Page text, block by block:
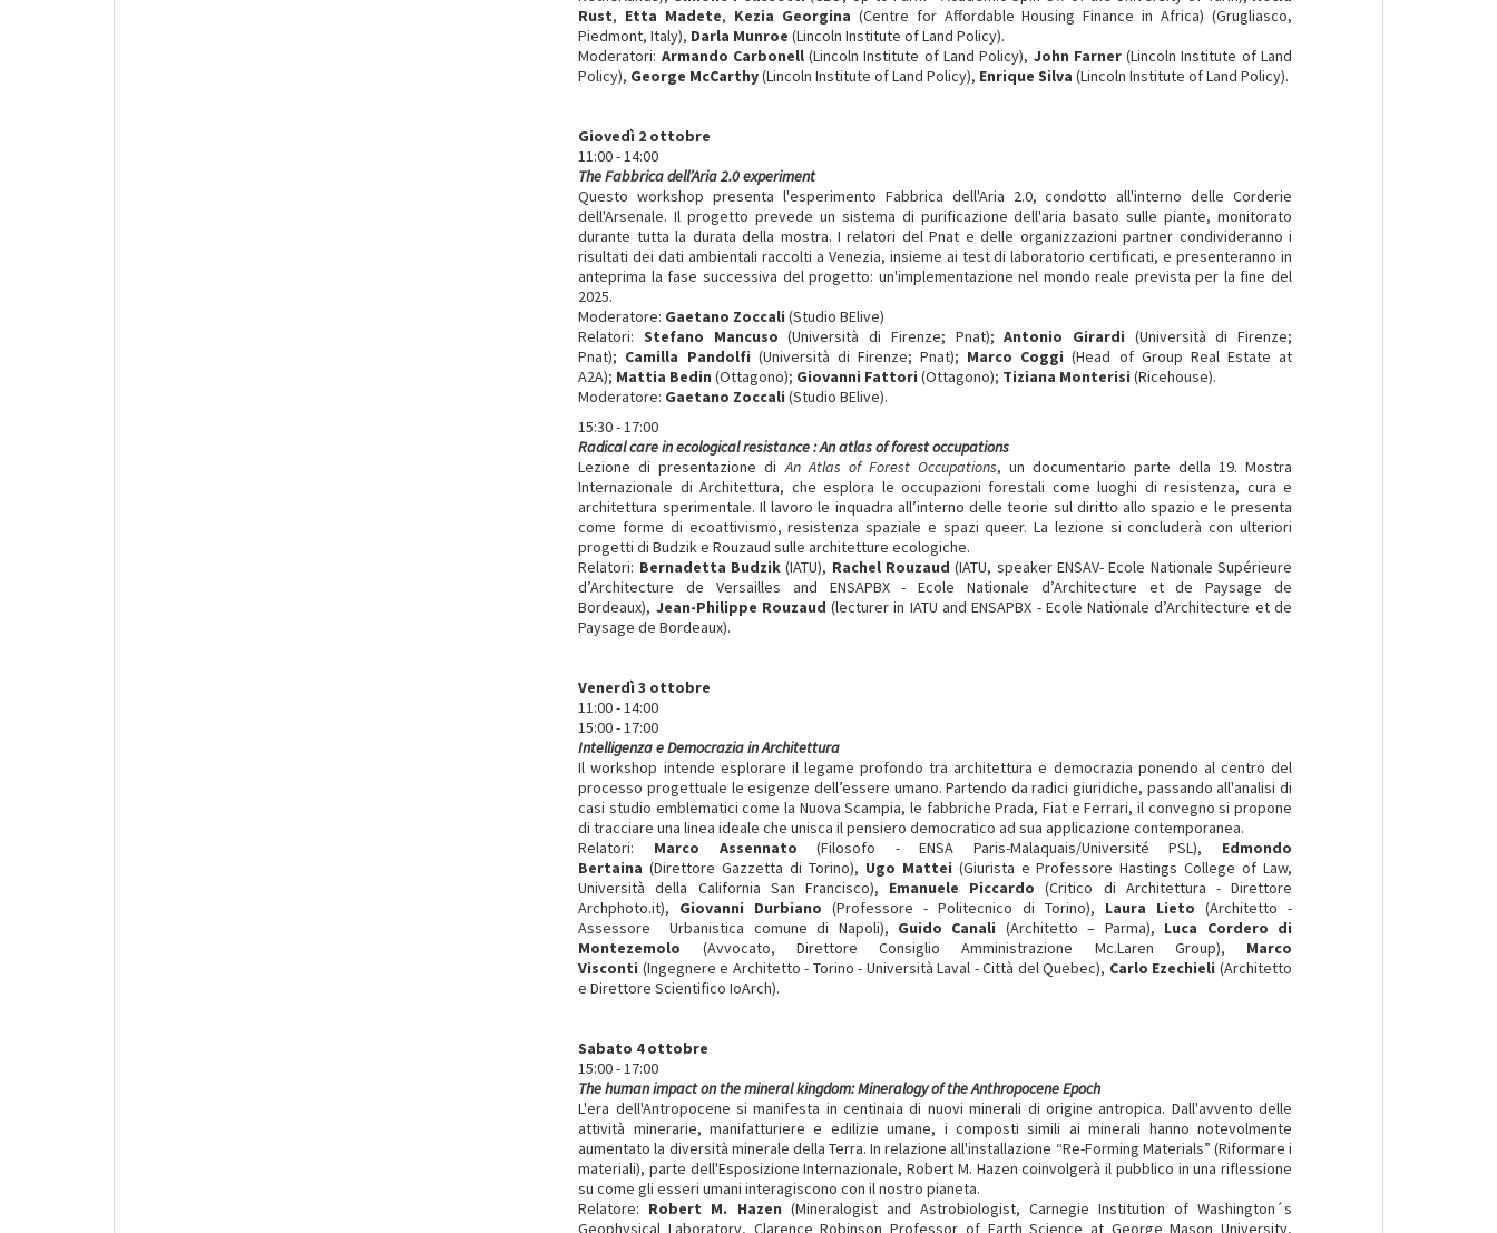
Rust, Etta Madete, Kezia Georgina (Centre for Affordable Housing Finance in Africa) (Grugliasco,
Piedmont, Italy), Darla Munroe (Lincoln Institute of Land Policy).
Moderatori: Armando Carbonell(Lincoln Institute of Land Policy), John Farner(Lincoln Institute of Land
Policy), George McCarthy(Lincoln Institute of Land Policy), Enrique Silva (Lincoln Institute of Land Policy).
Giovedì 2 ottobre
11:00 - 14:00
The Fabbrica dell’Aria 2.0 experiment
Questo workshop presenta l'esperimento Fabbrica dell'Aria 2.0, condotto all'interno delle Corderie
dell'Arsenale. Il progetto prevede un sistema di purificazione dell'aria basato sulle piante, monitorato
durante tutta la durata della mostra. I relatori del Pnat e delle organizzazioni partner condivideranno i
risultati dei dati ambientali raccolti a Venezia, insieme ai test di laboratorio certificati, e presenteranno in
anteprima la fase successiva del progetto: un'implementazione nel mondo reale prevista per la fine del
2025.
Moderatore: Gaetano Zoccali (Studio BElive)
Relatori:Stefano Mancuso (Università di Firenze; Pnat);Antonio Girardi (Università di Firenze;
Pnat); Camilla Pandolfi (Università di Firenze; Pnat); Marco Coggi(Head of Group Real Estate at
A2A); Mattia Bedin (Ottagono); Giovanni Fattori(Ottagono); Tiziana Monterisi(Ricehouse).
Moderatore: Gaetano Zoccali (Studio BElive).
15:30 - 17:00
Radical care in ecological resistance : An atlas of forest occupations
Lezione di presentazione diAn Atlas of Forest Occupations, un documentario parte della 19. Mostra
Internazionale di Architettura, che esplora le occupazioni forestali come luoghi di resistenza, cura e
architettura sperimentale. Il lavoro le inquadra all’interno delle teorie sul diritto allo spazio e le presenta
come forme di ecoattivismo, resistenza spaziale e spazi queer. La lezione si concluderà con ulteriori
progetti di Budzik e Rouzaud sulle architetture ecologiche.
Relatori: Bernadetta Budzik (IATU), Rachel Rouzaud (IATU, speaker ENSAV- Ecole Nationale Supérieure
d’Architecture de Versailles and ENSAPBX - Ecole Nationale d’Architecture et de Paysage de
Bordeaux), Jean-Philippe Rouzaud (lecturer in IATU and ENSAPBX - Ecole Nationale d’Architecture et de
Paysage de Bordeaux).
Venerdì 3 ottobre
11:00 - 14:00
15:00 - 17:00
Intelligenza e Democrazia in Architettura
Il workshop intende esplorare il legame profondo tra architettura e democrazia ponendo al centro del
processo progettuale le esigenze dell’essere umano. Partendo da radici giuridiche, passando all'analisi di
casi studio emblematici come la Nuova Scampia, le fabbriche Prada, Fiat e Ferrari, il convegno si propone
di tracciare una linea ideale che unisca il pensiero democratico ad sua applicazione contemporanea.
Relatori: Marco Assennato (Filosofo - ENSA Paris-Malaquais/Université PSL), Edmondo
Bertaina(Direttore Gazzetta di Torino), Ugo Mattei (Giurista e Professore Hastings College of Law,
Università della California San Francisco), Emanuele Piccardo (Critico di Architettura - Direttore
Archphoto.it), Giovanni Durbiano (Professore - Politecnico di Torino), Laura Lieto (Architetto -
Assessore Urbanistica comune di Napoli), Guido Canali (Architetto – Parma), Luca Cordero di
Montezemolo (Avvocato, Direttore Consiglio Amministrazione Mc.Laren Group), Marco
Visconti (Ingegnere e Architetto - Torino - Università Laval - Città del Quebec), Carlo Ezechieli (Architetto
e Direttore Scientifico IoArch).
Sabato 4 ottobre
15:00 - 17:00
The human impact on the mineral kingdom: Mineralogy of the Anthropocene Epoch
L'era dell'Antropocene si manifesta in centinaia di nuovi minerali di origine antropica. Dall'avvento delle
attività minerarie, manifatturiere e edilizie umane, i composti simili ai minerali hanno notevolmente
aumentato la diversità minerale della Terra. In relazione all'installazione “Re-Forming Materials” (Riformare i
materiali), parte dell'Esposizione Internazionale, Robert M. Hazen coinvolgerà il pubblico in una riflessione
su come gli esseri umani interagiscono con il nostro pianeta.
Relatore: Robert M. Hazen (Mineralogist and Astrobiologist, Carnegie Institution of Washington´s
Geophysical Laboratory, Clarence Robinson Professor of Earth Science at George Mason University,